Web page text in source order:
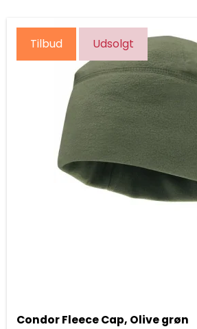
Tilbud Udsolgt
Condor Fleece Cap, Olive grøn